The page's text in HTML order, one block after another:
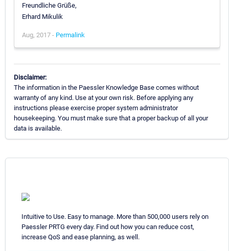
Freundliche Grüße,
Erhard Mikulik
Aug, 2017 - Permalink
Disclaimer:
The information in the Paessler Knowledge Base comes without
warranty of any kind. Use at your own risk. Before applying any
instructions please exercise proper system administrator
housekeeping. You must make sure that a proper backup of all your
data is available.
Intuitive to Use. Easy to manage. More than 500,000 users rely on
Paessler PRTG every day. Find out how you can reduce cost,
increase QoS and ease planning, as well.